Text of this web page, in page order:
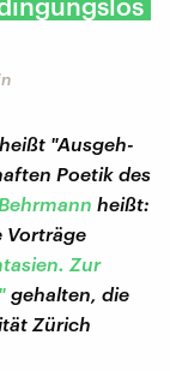
"Ausgeh-
Poetik des
heißt:
Vorträge
Zur
gehalten, die
Zürich